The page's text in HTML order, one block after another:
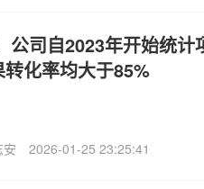
公司自2023年开始统计
化率均大于85%
安 2026-01-25 23:25:41